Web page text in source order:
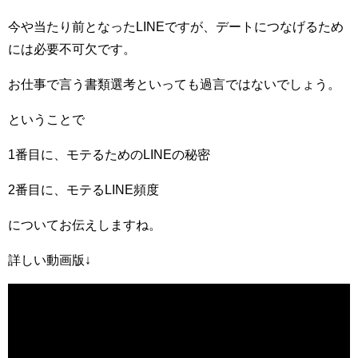
今や当たり前となったLINEですが、デートにつなげるため
には必要不可欠です。
お仕事で言う書類選考といっても過言ではないでしょう。
ということで
1番目に、モテるためのLINEの秘密
2番目に、モテるLINE頻度
についてお伝えしますね。
詳しい動画版↓